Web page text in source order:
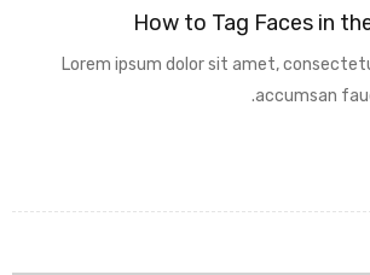
How to Tag Faces in
Lorem ipsum dolor sit amet,
accumsan